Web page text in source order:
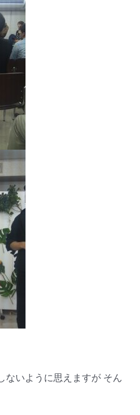
ないように思えますが そん